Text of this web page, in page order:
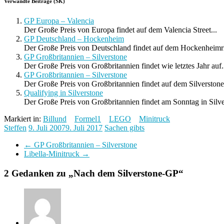
GP Europa – Valencia
Der Große Preis von Europa findet auf dem Valencia Street...
GP Deutschland – Hockenheim
Der Große Preis von Deutschland findet auf dem
GP Großbritannien – Silverstone
Der Große Preis von Großbritannien findet wie letztes Jahr
GP Großbritannien – Silverstone
Der Große Preis von Großbritannien findet auf dem
Qualifying in Silverstone
Der Große Preis von Großbritannien findet am Sonntag in
Markiert in: Billund Formel1 LEGO
Minitruck
Steffen 9. Juli 20079. Juli 2017 Sachen gibts
← GP Großbritannien – Silverstone
Libella-Minitruck →
2 Gedanken zu „Nach dem Silverstone-GP“